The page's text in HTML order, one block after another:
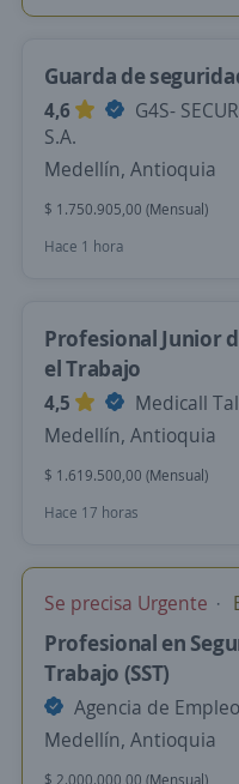
Guarda de
4,6
G4S-
S.A.
Medellín, Antioquia
$ 1.750.905,00 (Mensual)
Hace 1 hora
Profesional Junior
el Trabajo
4,5
Medicall
Medellín, Antioquia
$ 1.619.500,00 (Mensual)
Hace 17 horas
Se precisa Urgente
Profesional en
Trabajo (SST)
Agencia de
Medellín, Antioquia
$ 2.000.000,00 (Mensual)